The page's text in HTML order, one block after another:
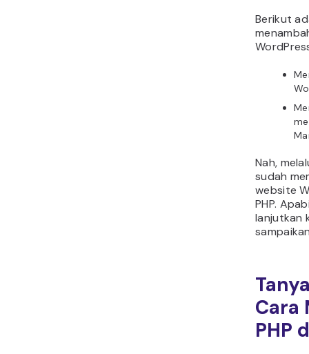
Berikut
Nah,
sudah
website
PHP.
lanjutkan
Cara
PHP